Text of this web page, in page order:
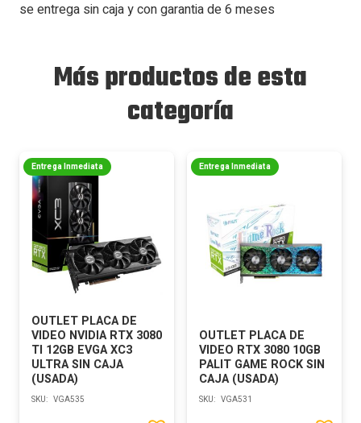
se entrega sin caja y con garantia de 6 meses
Más productos de esta
categoría
Entrega Inmediata
OUTLET PLACA DE
VIDEO NVIDIA RTX 3080
TI 12GB EVGA XC3
ULTRA SIN CAJA
(USADA)
SKU: VGA535
Entrega Inmediata
OUTLET PLACA DE
VIDEO RTX 3080 10GB
PALIT GAME ROCK SIN
CAJA (USADA)
SKU: VGA531